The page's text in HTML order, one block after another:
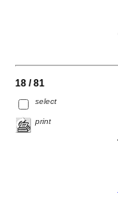
18 / 81
select
print